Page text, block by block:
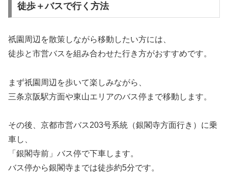
徒歩＋バスで行く方法
祇園周辺を散策しながら移動したい方には、
徒歩と市営バスを組み合わせた行き方がおすすめです。
まず祇園周辺を歩いて楽しみながら、
三条京阪駅方面や東山エリアのバス停まで移動します。
その後、京都市営バス203号系統（銀閣寺方面行き）に乗
車し、
「銀閣寺前」バス停で下車します。
バス停から銀閣寺までは徒歩約5分です。